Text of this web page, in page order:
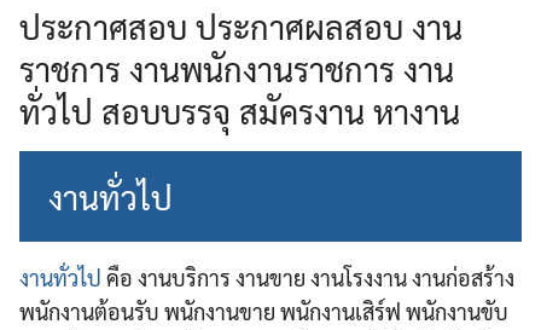
ประกาศสอบ ประกาศผลสอบ งาน
ราชการ งานพนักงานราชการ งาน
ทั่วไป สอบบรรจุ สมัครงาน หางาน
งานทั่วไป
งานทั่วไป คือ งานบริการ งานขาย งานโรงงาน งานก่อสร้าง
พนักงานต้อนรับ พนักงานขาย พนักงานเสิร์ฟ พนักงานขับ